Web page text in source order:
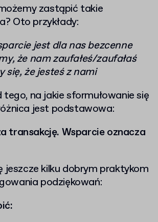
zastąpić takie
Oto przykłady:
jest dla nas bezcenne
że nam zaufałeś/zaufałaś
się, że jesteś z nami
tego, na jakie sformułowanie się
jest podstawowa:
transakcję. Wsparcie oznacza
jeszcze kilku dobrym praktykom
podziękowań: